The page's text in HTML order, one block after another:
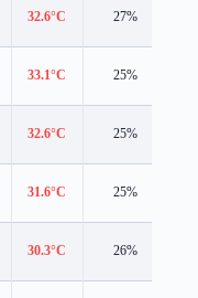
32.6°C 27%
33.1°C 25%
32.6°C 25%
31.6°C 25%
30.3°C 26%